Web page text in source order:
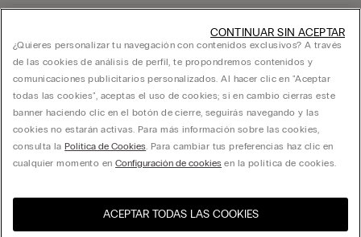
Selecciona la talla
Empresa
FRANCHISING CALZEDONIA ESPAÑA, S.A. calle Ciencias 71-87, Polígono Pedrosa,
United States
¿Quieres personalizar tu navegación con contenidos exclusivos? A través
de las cookies de análisis de perfil, te propondremos contenidos y
comunicaciones publicitarios personalizados. Al hacer clic en "Aceptar
todas las cookies", aceptas el uso de cookies; si en cambio cierras este
banner haciendo clic en el botón de cierre, seguirás navegando y las
cookies no estarán activas. Para más información sobre las cookies,
consulta laPolítica de Cookies. Para cambiar tus preferencias haz clic en
cualquier momento enConfiguración de cookies en la política de cookies.
ACEPTAR TODAS LAS COOKIES
CONTINUAR SIN ACEPTAR